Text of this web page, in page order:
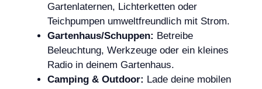
Gartenlaternen, Lichterketten oder
Teichpumpen umweltfreundlich mit Strom.
Gartenhaus/Schuppen: Betreibe
Beleuchtung, Werkzeuge oder ein kleines
Radio in deinem Gartenhaus.
Camping & Outdoor: Lade deine mobilen